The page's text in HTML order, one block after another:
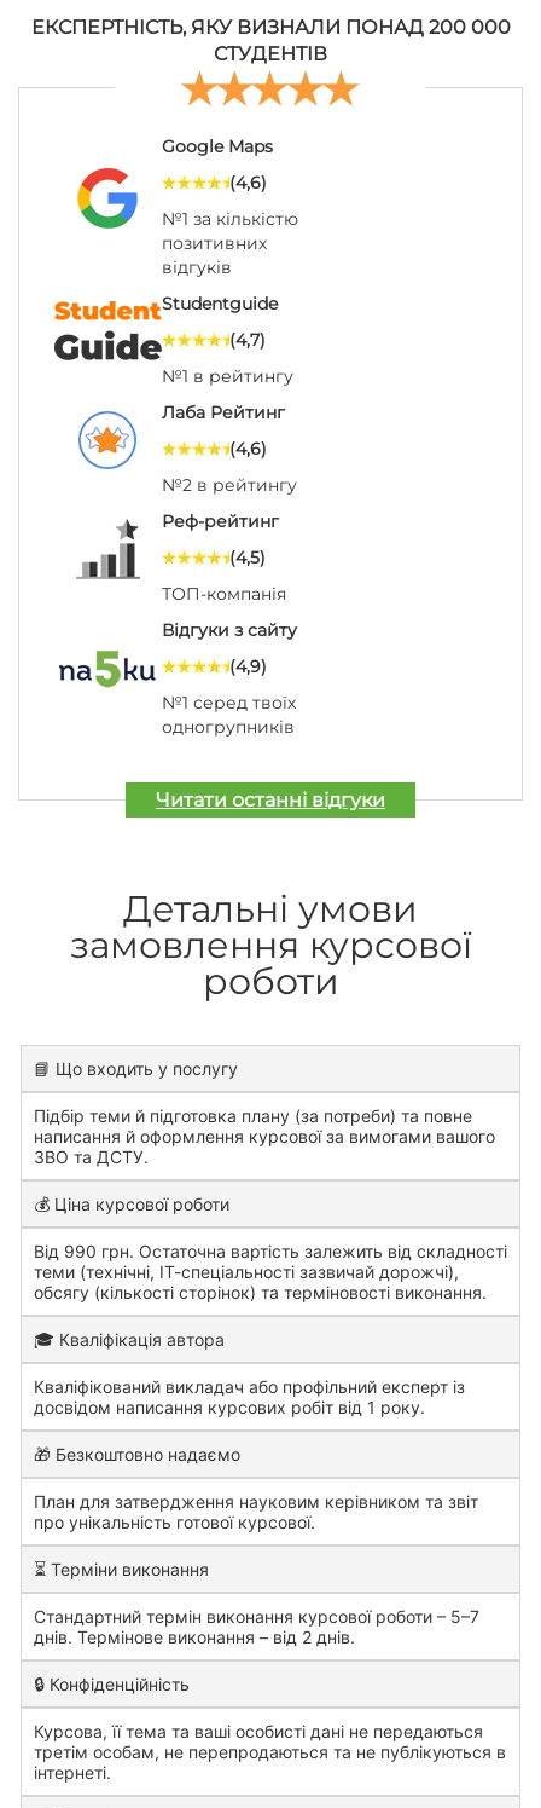
ЕКСПЕРТНІСТЬ, ЯКУ ВИЗНАЛИ ПОНАД 200 000
СТУДЕНТІВ
Google Maps
(4,6)
№1 за кількістю
позитивних
відгуків
Studentguide
(4,7)
№1 в рейтингу
Лаба Рейтинг
(4,6)
№2 в рейтингу
Реф-рейтинг
(4,5)
ТОП-компанія
Відгуки з сайту
(4,9)
№1 серед твоїх
одногрупників
Читати останні відгуки
Детальні умови
замовлення курсової
роботи
📘 Що входить у послугу
Підбір теми й підготовка плану (за потреби) та повне
написання й оформлення курсової за вимогами вашого
ЗВО та ДСТУ.
💰 Ціна курсової роботи
Від 990 грн. Остаточна вартість залежить від складності
теми (технічні, ІТ-спеціальності зазвичай дорожчі),
обсягу (кількості сторінок) та терміновості виконання.
🎓 Кваліфікація автора
Кваліфікований викладач або профільний експерт із
досвідом написання курсових робіт від 1 року.
🎁 Безкоштовно надаємо
План для затвердження науковим керівником та звіт
про унікальність готової курсової.
⏳ Терміни виконання
Стандартний термін виконання курсової роботи – 5–7
днів. Термінове виконання – від 2 днів.
🔒 Конфіденційність
Курсова, її тема та ваші особисті дані не передаються
третім особам, не перепродаються та не публікуються в
інтернеті.